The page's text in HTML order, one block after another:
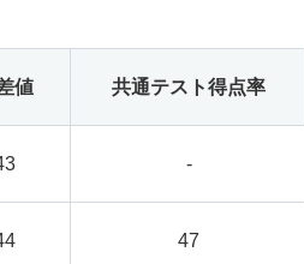
値 共通テスト得点率
-
47